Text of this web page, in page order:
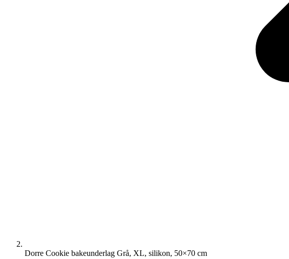
Dorre Cookie bakeunderlag Grå, XL, silikon, 50×70 cm